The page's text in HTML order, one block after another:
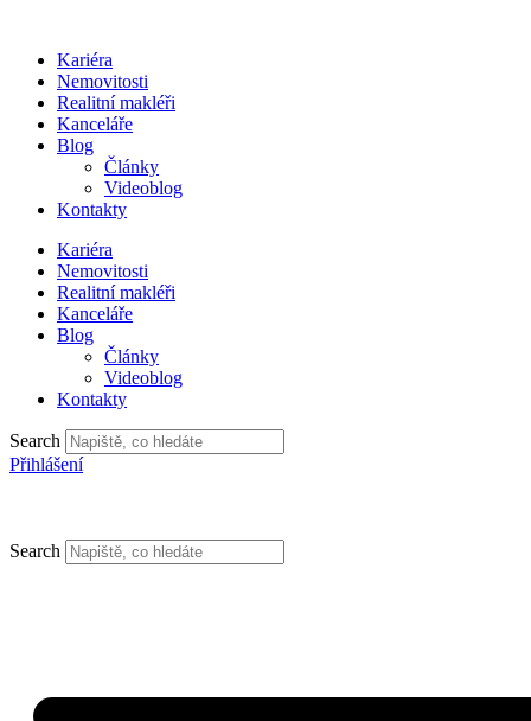
obsahuKariéra
Nemovitosti
Realitní makléři
Kanceláře
Blog
Články
Videoblog
Kontakty
Kariéra
Nemovitosti
Realitní makléři
Kanceláře
Blog
Články
Videoblog
Kontakty
Search
Přihlášení
Search